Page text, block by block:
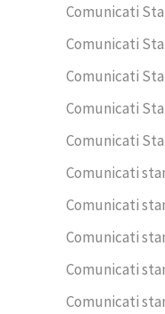
Comunicati
Comunicati
Comunicati
Comunicati
Comunicati
Comunicati
Comunicati
Comunicati
Comunicati
Comunicati